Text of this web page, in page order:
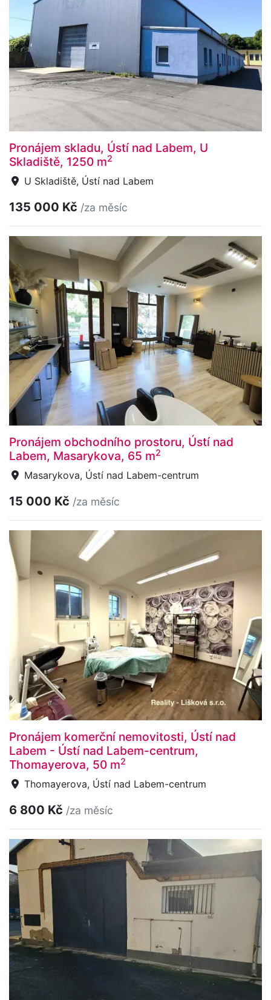
Pronájem skladu, Ústí nad Labem, U
Skladiště, 1250 m2
U Skladiště, Ústí nad Labem
135 000 Kč /za měsíc
Pronájem obchodního prostoru, Ústí nad
Labem, Masarykova, 65 m2
Masarykova, Ústí nad Labem-centrum
15 000 Kč /za měsíc
Pronájem komerční nemovitosti, Ústí nad
Labem - Ústí nad Labem-centrum,
Thomayerova, 50 m2
Thomayerova, Ústí nad Labem-centrum
6 800 Kč /za měsíc